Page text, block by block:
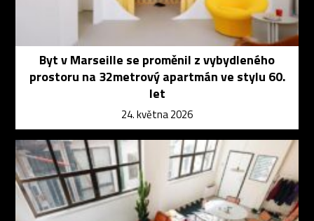
Byt v Marseille se proměnil z vybydleného
prostoru na 32metrový apartmán ve stylu 60.
let
24. května 2026